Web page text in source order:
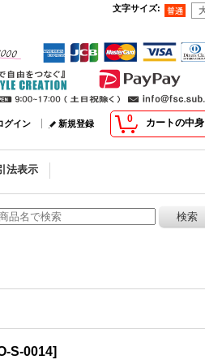
文字サイズ:
0 カートの中身
グイン 新規登録
法表示
S-0014]